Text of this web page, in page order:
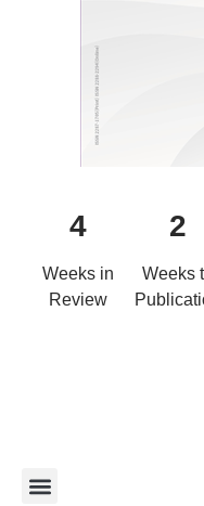
4
Weeks in
Review
2
Weeks